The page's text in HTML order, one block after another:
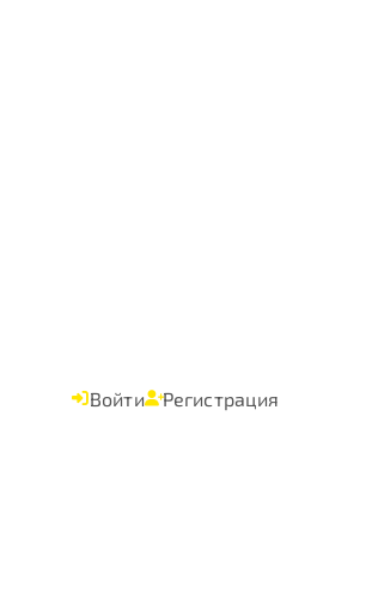
Войти Регистрация